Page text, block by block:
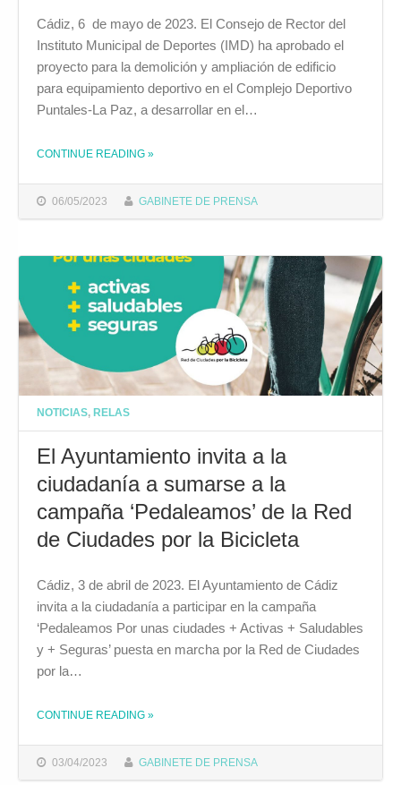
06/05/2023 GABINETE DE PRENSA
Cádiz, 6 de mayo de 2023. El Consejo de Rector del
Instituto Municipal de Deportes (IMD) ha aprobado el
proyecto para la demolición y ampliación de edificio
para equipamiento deportivo en el Complejo Deportivo
Puntales-La Paz, a desarrollar en el…
CONTINUE READING »
NOTICIAS, RELAS
El Ayuntamiento invita a la
ciudadanía a sumarse a la
campaña ‘Pedaleamos’ de la Red
de Ciudades por la Bicicleta
03/04/2023 GABINETE DE PRENSA
Cádiz, 3 de abril de 2023. El Ayuntamiento de Cádiz
invita a la ciudadanía a participar en la campaña
‘Pedaleamos Por unas ciudades + Activas + Saludables
y + Seguras’ puesta en marcha por la Red de Ciudades
por la…
CONTINUE READING
THE "EL AYUNTAMIENTO INVITA A LA CIUDADANÍA A SUMARSE A LA CAMPAÑA ‘PEDALEAMOS’ DE LA RED DE CIUDADES POR LA BICICLETA"
»